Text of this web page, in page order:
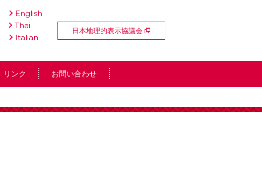
日本地理的表示協議会
English
Thai
Italian
リンク お問い合わせ